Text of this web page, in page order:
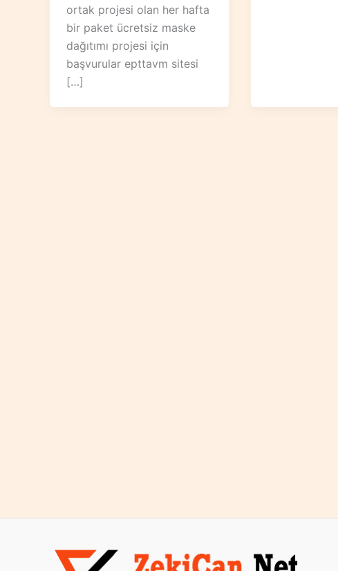
ortak projesi olan her hafta
bir paket ücretsiz maske
dağıtımı projesi için
başvurular epttavm sitesi
[…]